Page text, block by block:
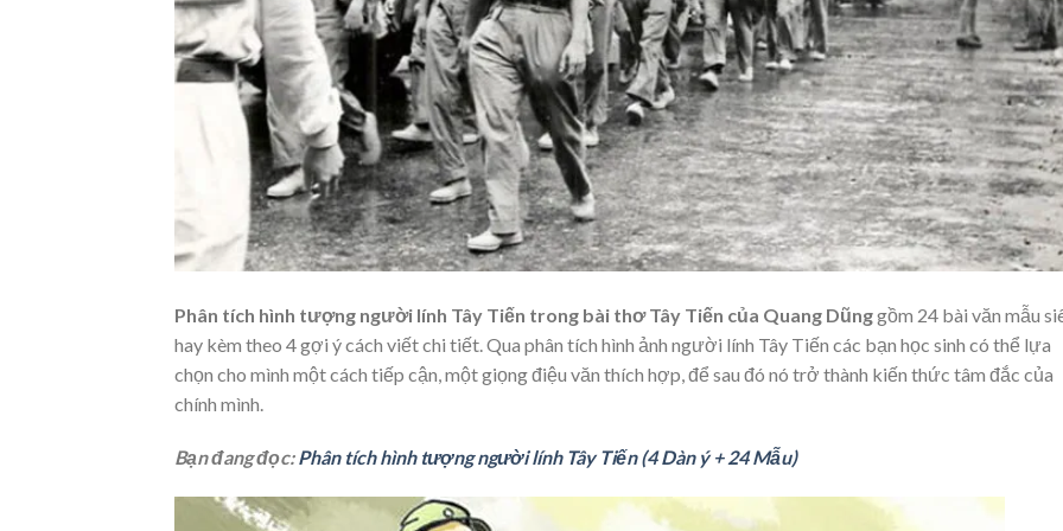
Phân tích hình tượng người lính Tây Tiến trong bài thơ Tây Tiến của Quang Dũnggồm 24 bài văn mẫu
hay kèm theo 4 gợi ý cách viết chi tiết. Qua phân tích hình ảnh người lính Tây Tiến các bạn học sinh có thể lựa
chọn cho mình một cách tiếp cận, một giọng điệu văn thích hợp, để sau đó nó trở thành kiến thức tâm đắc của
chính mình.
Bạn đang đọc:Phân tích hình tượng người lính Tây Tiến (4 Dàn ý + 24 Mẫu)